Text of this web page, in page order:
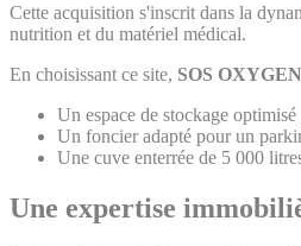
Cette acquisition s'inscrit dans la
nutrition et du matériel médical.
En choisissant ce site, SOS
Un espace de stockage
Un foncier adapté pour un
Une cuve enterrée de 5 000
Une expertise